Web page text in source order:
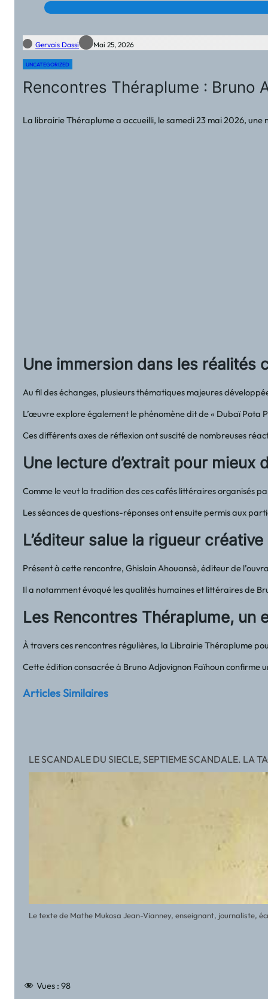
Gervais Dassi Mai 25, 2026
UNCATEGORIZED
Rencontres Théraplume : Bruno
La librairie Théraplume a accueilli, le samedi 23 mai 2026,
Une immersion dans les réalités
Au fil des échanges, plusieurs thématiques majeures
L’œuvre explore également le phénomène dit de « Dubaï
Ces différents axes de réflexion ont suscité de nombreuses
Une lecture d’extrait pour mieux
Comme le veut la tradition des ces cafés littéraires organisés
Les séances de questions-réponses ont ensuite permis aux
L’éditeur salue la rigueur
Présent à cette rencontre, Ghislain Ahouansè, éditeur de
Il a notamment évoqué les qualités humaines et littéraires de
Les Rencontres Théraplume,
À travers ces rencontres régulières, la Librairie Théraplume
Cette édition consacrée à Bruno Adjovignon Faïhoun confirme
Articles Similaires
LE SCANDALE DU SIECLE, SEPTIEME SCANDALE. LA
Le texte de Mathe Mukosa Jean-Vianney, enseignant, journaliste,
Vues : 98